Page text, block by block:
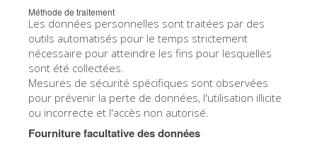
Méthode de traitement
Les données personnelles sont traitées par des
outils automatisés pour le temps strictement
nécessaire pour atteindre les fins pour lesquelles
sont été collectées.
Mesures de sécurité spécifiques sont observées
pour prévenir la perte de données, l'utilisation illicite
ou incorrecte et l'accès non autorisé.
Fourniture facultative des données